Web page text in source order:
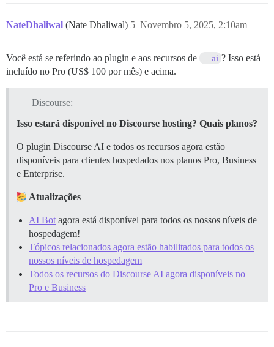
NateDhaliwal (Nate Dhaliwal) Novembro 5, 2025, 2:10am
5
Você está se referindo ao plugin e aos recursos de ai ? Isso está
incluído no Pro (US$ 100 por mês) e acima.
Discourse:
Isso estará disponível no Discourse hosting? Quais planos?
O plugin Discourse AI e todos os recursos agora estão
disponíveis para clientes hospedados nos planos Pro, Business
e Enterprise.
Atualizações
AI Bot agora está disponível para todos os nossos níveis de
hospedagem!
Tópicos relacionados agora estão habilitados para todos os
nossos níveis de hospedagem
Todos os recursos do Discourse AI agora disponíveis no
Pro e Business